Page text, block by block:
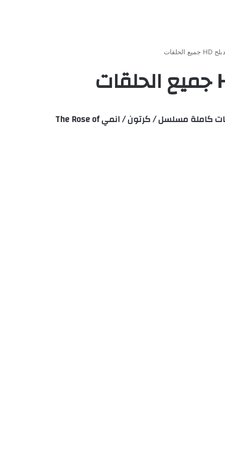
مشاهدة وتحميل ليدي أوسكار الحلقة 30 مدبلجة اون لاين مباشرة علي اكثر من سيرفر HD وتحميل مباشر حلقات كاملة مسلسل / كرتون / انمي The Rose of